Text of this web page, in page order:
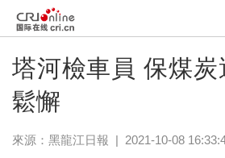
塔河檢車員 保煤炭
鬆懈
來源： 黑龍江日報 | 2021-10-08